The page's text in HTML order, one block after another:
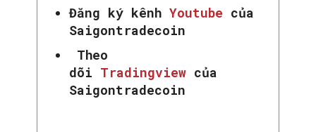
Đăng ký kênh Youtube của
Saigontradecoin
Theo
dõi Tradingview của
Saigontradecoin